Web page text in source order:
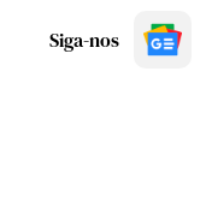
Siga-nos